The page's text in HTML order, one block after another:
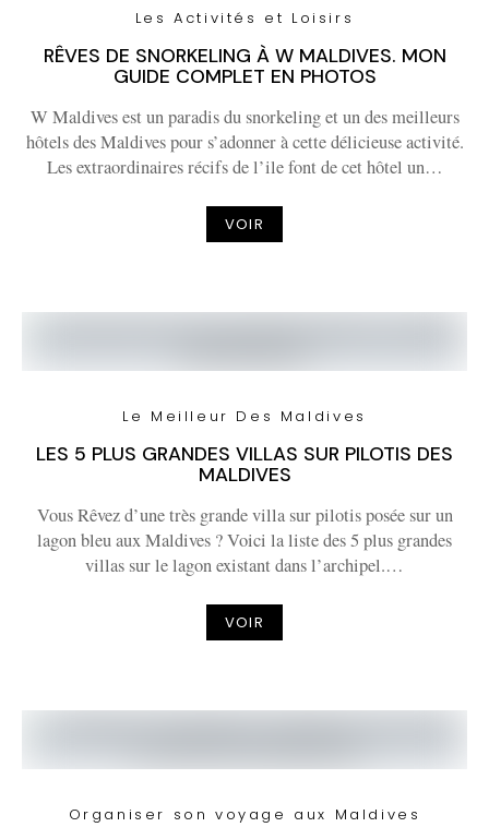
Les Activités et Loisirs
RÊVES DE SNORKELING À W MALDIVES. MON
GUIDE COMPLET EN PHOTOS
W Maldives est un paradis du snorkeling et un des meilleurs
hôtels des Maldives pour s’adonner à cette délicieuse activité.
Les extraordinaires récifs de l’ile font de cet hôtel un…
VOIR
Le Meilleur Des Maldives
LES 5 PLUS GRANDES VILLAS SUR PILOTIS DES
MALDIVES
Vous Rêvez d’une très grande villa sur pilotis posée sur un
lagon bleu aux Maldives ? Voici la liste des 5 plus grandes
villas sur le lagon existant dans l’archipel.…
VOIR
Organiser son voyage aux Maldives